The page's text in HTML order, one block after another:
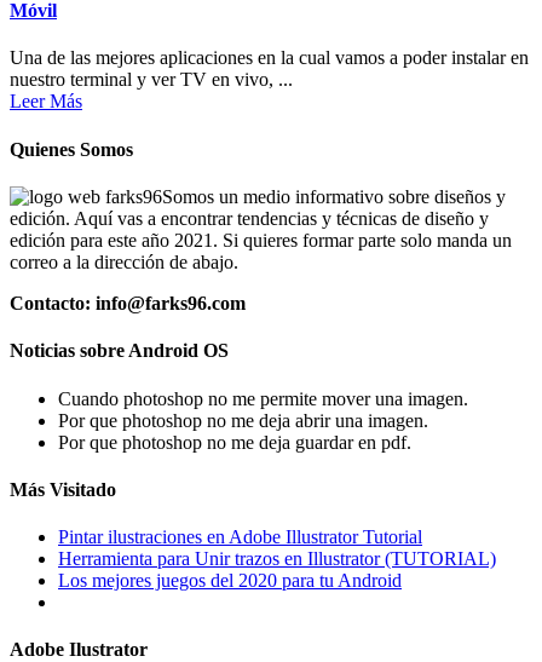
Móvil
Una de las mejores aplicaciones en la cual vamos a poder instalar en
nuestro terminal y ver TV en vivo, ...
Leer Más
Quienes Somos
Somos un medio informativo sobre diseños y
edición. Aquí vas a encontrar tendencias y técnicas de diseño y
edición para este año 2021. Si quieres formar parte solo manda un
correo a la dirección de abajo.
Contacto: info@farks96.com
Noticias sobre Android OS
Cuando photoshop no me permite mover una imagen.
Por que photoshop no me deja abrir una imagen.
Por que photoshop no me deja guardar en pdf.
Más Visitado
Pintar ilustraciones en Adobe Illustrator Tutorial
Herramienta para Unir trazos en Illustrator (TUTORIAL)
Los mejores juegos del 2020 para tu Android
Adobe Ilustrator